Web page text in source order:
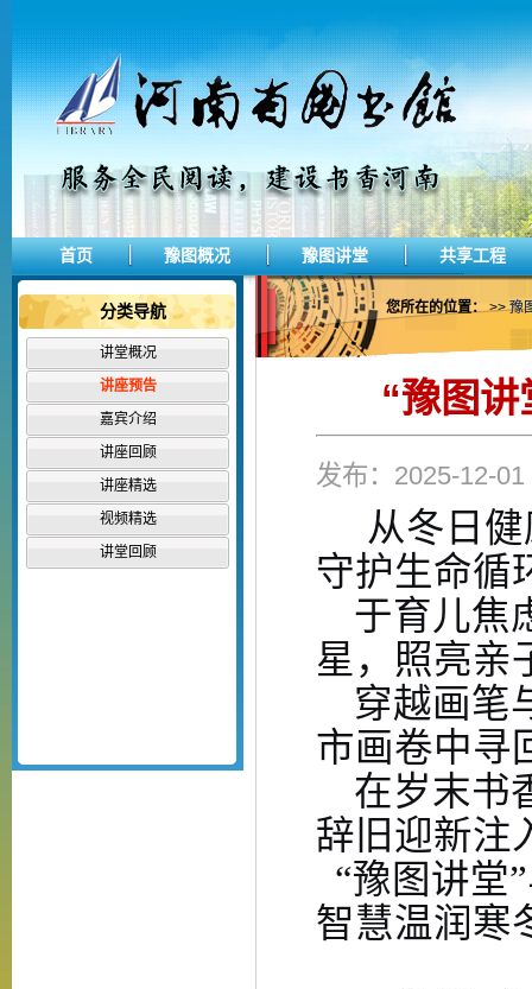
首页 豫图概况 豫图讲堂 共享工程
分类导航
讲堂概况
讲座预告
嘉宾介绍
讲座回顾
讲座精选
视频精选
讲堂回顾
您所在的位置：>>豫
“豫图
发布：2025-12-
从冬日
守护生命循
于育儿焦
星，照亮亲
穿越画笔
市画卷中寻
在岁末书
辞旧迎新注
“豫图讲堂
智慧温润寒